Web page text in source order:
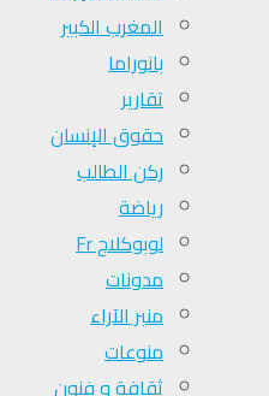
المغرب الكبير
بانوراما
تقارير
حقوق الإنسان
ركن الطالب
رياضة
لوبوكلاج Fr
مدونات
منبر الآراء
منوعات
ثقافة و فنون